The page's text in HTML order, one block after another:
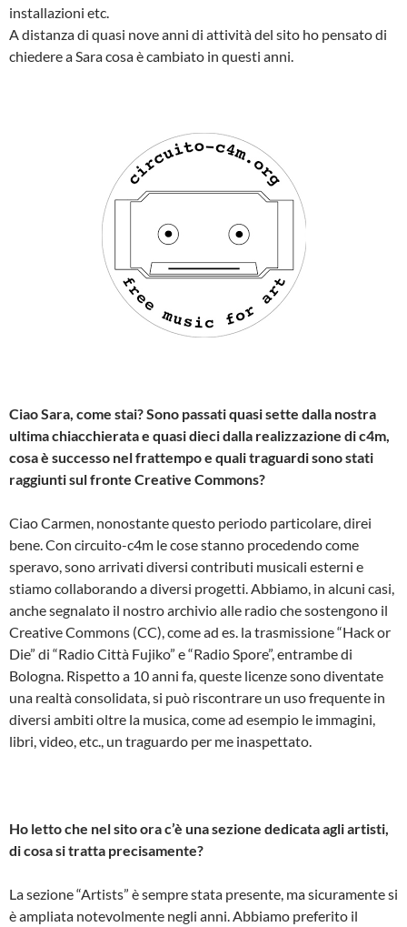
installazioni etc.
A distanza di quasi nove anni di attività del sito ho pensato di
chiedere a Sara cosa è cambiato in questi anni.
Ciao Sara, come stai? Sono passati quasi sette dalla nostra
ultima chiacchierata e quasi dieci dalla realizzazione di c4m,
cosa è successo nel frattempo e quali traguardi sono stati
raggiunti sul fronte Creative Commons?
Ciao Carmen, nonostante questo periodo particolare, direi
bene. Con circuito-c4m le cose stanno procedendo come
speravo, sono arrivati diversi contributi musicali esterni e
stiamo collaborando a diversi progetti. Abbiamo, in alcuni casi,
anche segnalato il nostro archivio alle radio che sostengono il
Creative Commons (CC), come ad es. la trasmissione “Hack or
Die” di “Radio Città Fujiko” e “Radio Spore”, entrambe di
Bologna. Rispetto a 10 anni fa, queste licenze sono diventate
una realtà consolidata, si può riscontrare un uso frequente in
diversi ambiti oltre la musica, come ad esempio le immagini,
libri, video, etc., un traguardo per me inaspettato.
Ho letto che nel sito ora c’è una sezione dedicata agli artisti,
di cosa si tratta precisamente?
La sezione “Artists” è sempre stata presente, ma sicuramente si
è ampliata notevolmente negli anni. Abbiamo preferito il